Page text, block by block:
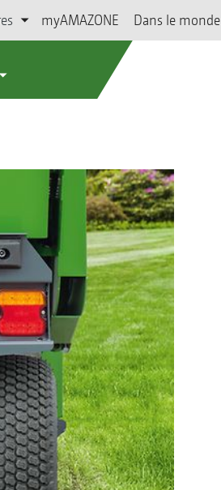
myAMAZONE Dans le monde